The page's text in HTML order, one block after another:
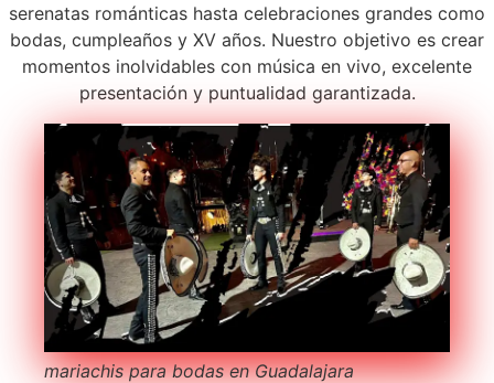
serenatas románticas hasta celebraciones grandes como
bodas, cumpleaños y XV años. Nuestro objetivo es crear
momentos inolvidables con música en vivo, excelente
presentación y puntualidad garantizada.
mariachis para bodas en Guadalajara